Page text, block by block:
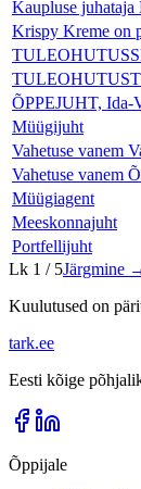
Kaupluse
Krispy Kreme on
ÕPPEJUHT, Ida-
Müügijuht
Vahetuse vanem
Vahetuse vanem
Müügiagent
Meeskonnajuht
Portfellijuht
Lk 1 / 5Järgmine
Kuulutused on
tark.ee
Eesti kõige
Õppijale